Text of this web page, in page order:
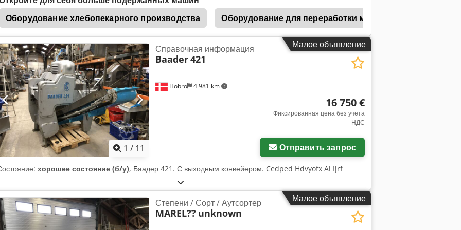
Опция). - Срок изготовления с момента первой оплаты: 5 месяцев. - Сертификат CE будет предоставлен
вместе с актом о передаче оборудования. - Гарантия – 12 месяцев с момента получения оборудования
на его предприятии.
Оборудование хлебопекарного производства
Оборудование для переработки мяса
Малое объявление
1 / 11
Hobro 4 981 km
Справочная информация
Baader421
16 750 €
Фиксированная цена без учета
НДС
Отправить запрос
хорошее состояние (б/у), Баадер 421. С выходным конвейером. Cedped Hdvyofx Ai Ijrf
Малое объявление
Степени / Сорт / Аутсортер
MAREL?? unknown